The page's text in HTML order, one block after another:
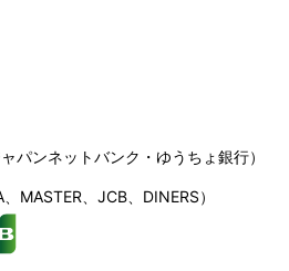
ンネットバンク・ゆうちょ銀行）
MASTER、JCB、DINERS）